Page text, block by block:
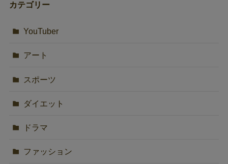
カテゴリー
YouTuber
アート
スポーツ
ダイエット
ドラマ
ファッション